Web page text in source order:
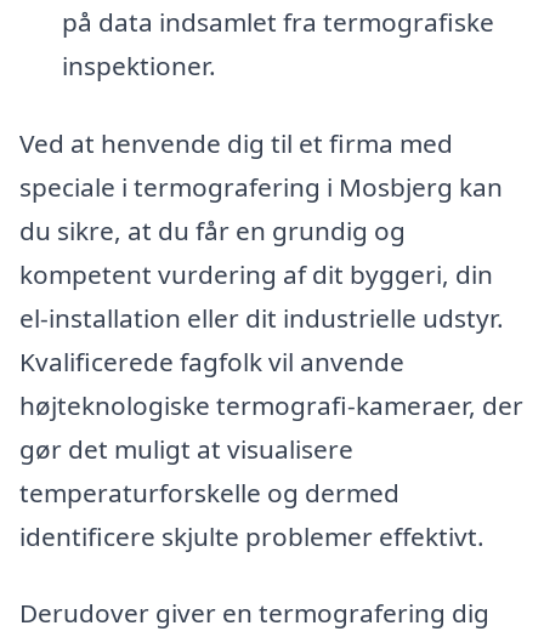
på data indsamlet fra termografiske
inspektioner.
Ved at henvende dig til et firma med
speciale i termografering i Mosbjerg kan
du sikre, at du får en grundig og
kompetent vurdering af dit byggeri, din
el-installation eller dit industrielle udstyr.
Kvalificerede fagfolk vil anvende
højteknologiske termografi-kameraer, der
gør det muligt at visualisere
temperaturforskelle og dermed
identificere skjulte problemer effektivt.
Derudover giver en termografering dig